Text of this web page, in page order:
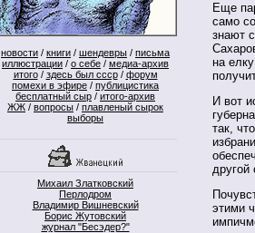
новости / книги / шендевры / письма
иллюстрации / о себе / медиа-архив
итого/ здесь был ссср/ форум
помехи в эфире / публицистика
бесплатный сыр / итого-архив
ЖЖ / вопросы / плавленый сырок
выборы
Михаил Златковский
Перлодром
Владимир Вишневский
Борис Жутовский
журнал "Бесэдер?"
Еще
само
знают
на
И вот
так,
этими